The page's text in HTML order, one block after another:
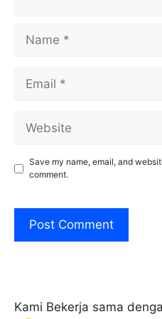
Name
Email
Website
Save my name, email, and
comment.
Kami Bekerja sama